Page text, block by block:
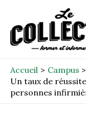
contenu
Accueil
Campus
Un taux de
personnes
navigation